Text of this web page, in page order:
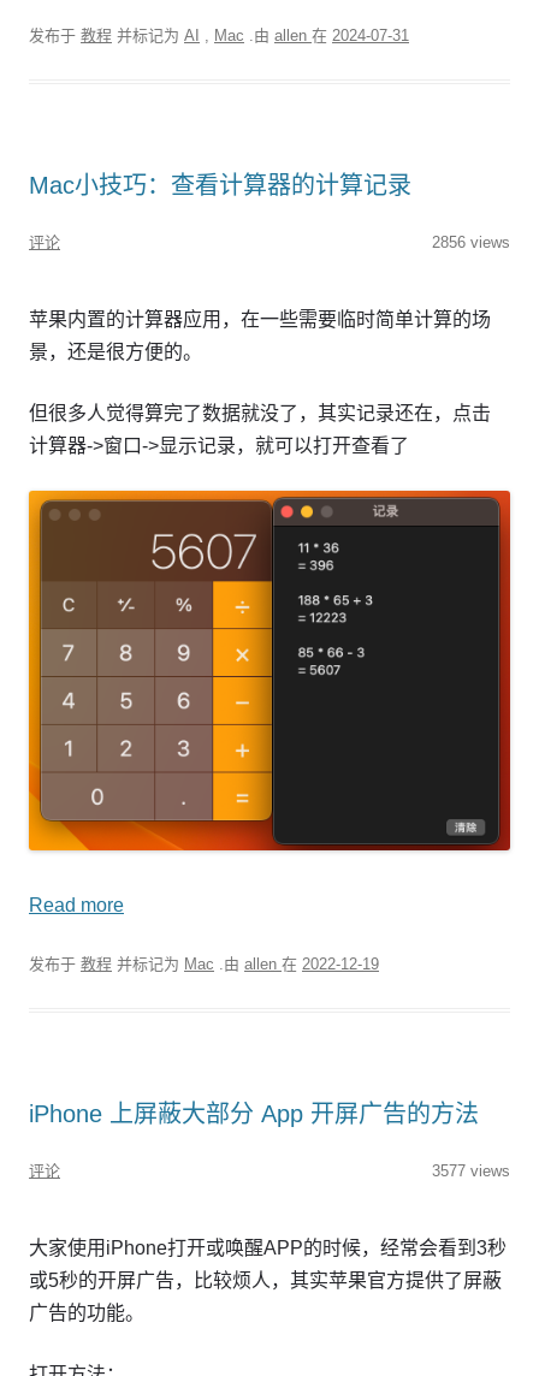
发布于 教程 并标记为 AI Mac .由 allen 在 2024-07-31
Mac小技巧：查看计算器的计算记录
评论 2856 views
苹果内置的计算器应用，在一些需要临时简单计算的场
景，还是很方便的。
但很多人觉得算完了数据就没了，其实记录还在，点击
计算器->窗口->显示记录，就可以打开查看了
Read more
发布于 教程 并标记为 Mac .由 allen 在 2022-12-19
iPhone 上屏蔽大部分 App 开屏广告的方法
评论 3577 views
大家使用iPhone打开或唤醒APP的时候，经常会看到3秒
或5秒的开屏广告，比较烦人，其实苹果官方提供了屏蔽
广告的功能。